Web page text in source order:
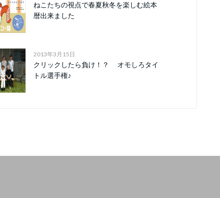
ねこたちの視点で春夏秋冬を楽しむ絵本
暦出来ました
2013年3月15日
クリックしたら負け！？ オモしろタイ
トル選手権♪